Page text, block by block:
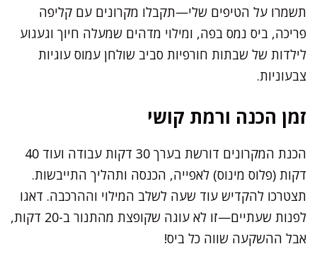
תשמרו על הטיפים שלי—תקבלו מקרונים עם קליפה
פריכה, ביס נמס בפה, ומילוי מדהים שמעלה חיוך וגעגוע
לילדות של שבתות חורפיות סביב שולחן עמוס עוגיות
צבעוניות.
זמן הכנה ורמת קושי
הכנת המקרונים דורשת בערך 30 דקות עבודה ועוד 40
דקות (פלוס מינוס) לאפייה, הכנסה ותהליך התייבשות.
תצטרכו להקדיש עוד שעה לשלב המילוי וההרכבה. דאגו
לפנות שעתיים—זו לא עוגה שקופצת מהתנור ב-20 דקות,
אבל ההשקעה שווה כל ביס!